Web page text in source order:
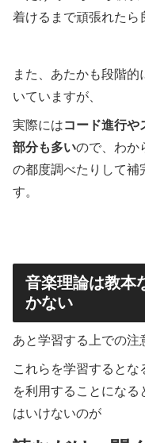
着けるまで頑張れたら
また、あたかも段階
いていますが、
実際にはコード進行や
部分も多いので、わか
の都度調べたりして補
す。
音楽理論は教本
かない
あと学習する上での注
これらを学習すると
を利用することになる
はいけないのが